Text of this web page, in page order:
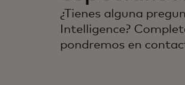
¿Tienes alguna
Intelligence?
pondremos en